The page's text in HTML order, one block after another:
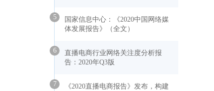
5
国家信息中心：《2020中国网络媒
体发展报告》（全文）
6
直播电商行业网络关注度分析报
告：2020年Q3版
7
《2020直播电商报告》发布，构建